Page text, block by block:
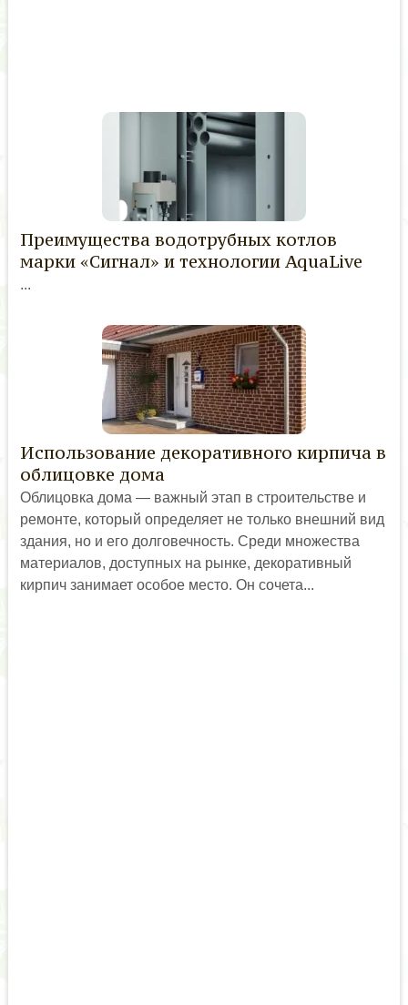
Преимущества водотрубных котлов
марки «Сигнал» и технологии AquaLive
...
Использование декоративного кирпича в
облицовке дома
Облицовка дома — важный этап в строительстве и
ремонте, который определяет не только внешний вид
здания, но и его долговечность. Среди множества
материалов, доступных на рынке, декоративный
кирпич занимает особое место. Он сочета...